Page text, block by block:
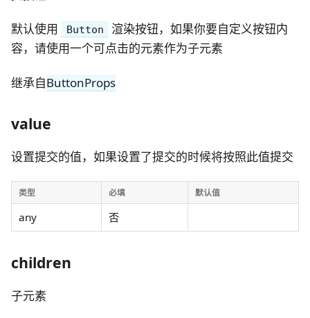
默认使用 Button
渲染按钮，如果你要自定义按钮内
容，请使用一个可点击的元素作为子元素
继承自ButtonProps
value
设置提交的值，如果设置了提交的时候将按照此值提交
类型 必填 默认值
any 否
children
子元素